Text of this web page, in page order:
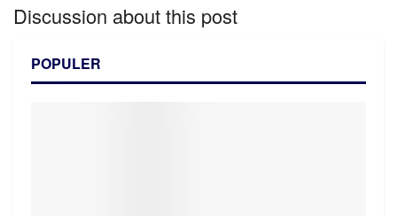
Discussion about this post
POPULER